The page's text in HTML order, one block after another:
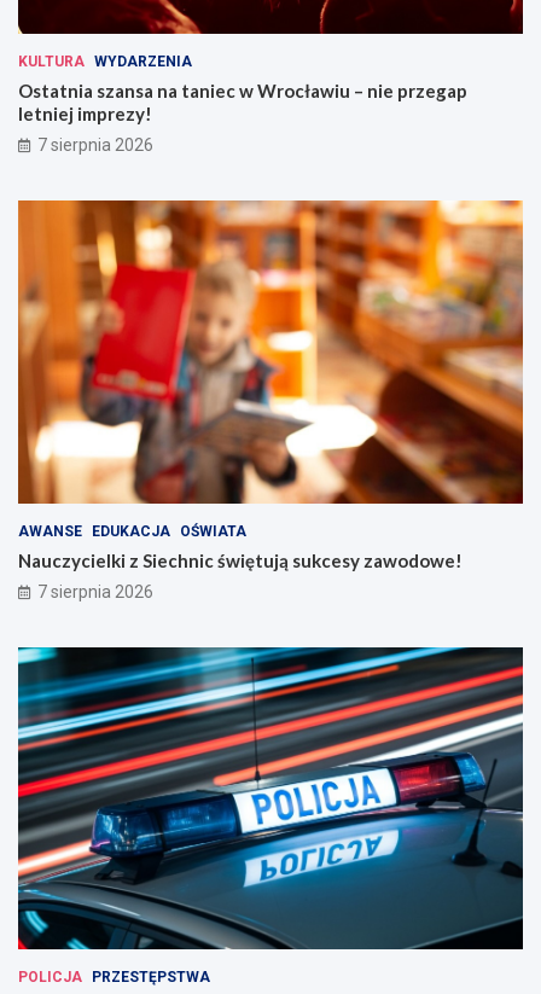
KULTURA WYDARZENIA
Ostatnia szansa na taniec w Wrocławiu – nie przegap
letniej imprezy!
7 sierpnia 2026
AWANSE EDUKACJA OŚWIATA
Nauczycielki z Siechnic świętują sukcesy zawodowe!
7 sierpnia 2026
POLICJA PRZESTĘPSTWA